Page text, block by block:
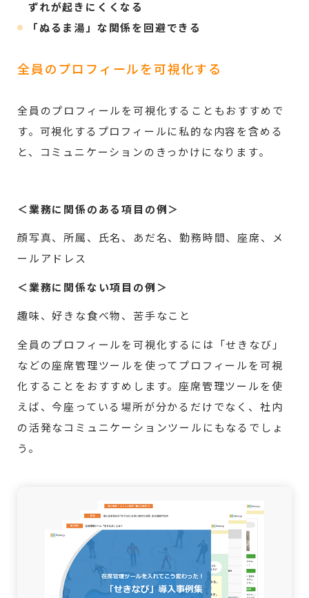
ずれが起きにくくなる
「ぬるま湯」な関係を回避できる
全員のプロフィールを可視化する
全員のプロフィールを可視化することもおすすめで
す。可視化するプロフィールに私的な内容を含める
と、コミュニケーションのきっかけになります。
＜業務に関係のある項目の例＞
顔写真、所属、氏名、あだ名、勤務時間、座席、メ
ールアドレス
＜業務に関係ない項目の例＞
趣味、好きな食べ物、苦手なこと
全員のプロフィールを可視化するには「せきなび」
などの座席管理ツールを使ってプロフィールを可視
化することをおすすめします。座席管理ツールを使
えば、今座っている場所が分かるだけでなく、社内
の活発なコミュニケーションツールにもなるでしょ
う。